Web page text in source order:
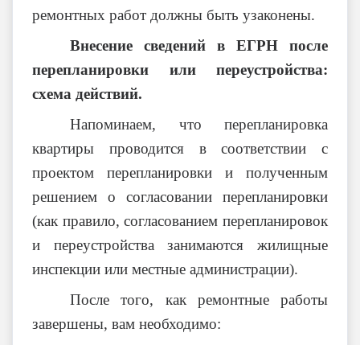
ремонтных работ должны быть узаконены.
Внесение сведений в ЕГРН после
перепланировки или переустройства:
схема действий.
Напоминаем, что перепланировка
квартиры проводится в соответствии с
проектом перепланировки и полученным
решением о согласовании перепланировки
(как правило, согласованием перепланировок
и переустройства занимаются жилищные
инспекции или местные администрации).
После того, как ремонтные работы
завершены, вам необходимо: